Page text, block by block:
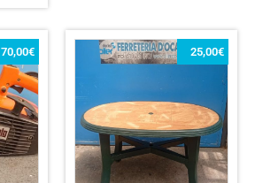
70,00€ 25,00€